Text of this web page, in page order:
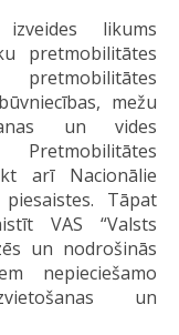
likums
pretmobilitātes
mežu
un vides
arī Nacionālie
Tāpat
VAS “Valsts
un nodrošinās
nepieciešamo
un